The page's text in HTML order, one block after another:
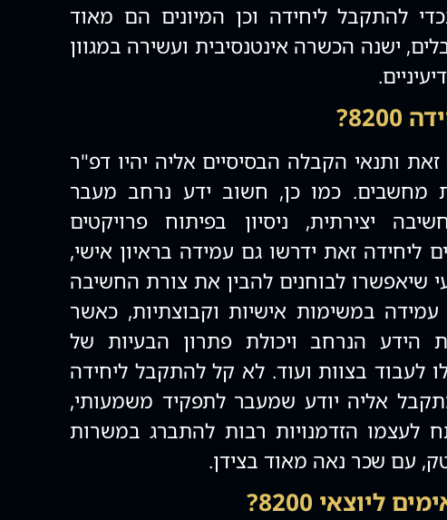
להתקבל ליחידה וכן המיונים הם מאוד
ישנה הכשרה אינטנסיבית ועשירה במגוון
ותנאי הקבלה הבסיסיים אליה יהיו דפ"ר
מחשבים. כמו כן, חשוב ידע נרחב מעבר
יצירתית, ניסיון בפיתוח פרויקטים
ליחידה זאת ידרשו גם עמידה בראיון אישי,
שיאפשרו לבוחנים להבין את צורת החשיבה
עמידה במשימות אישיות וקבוצתיות, כאשר
הידע הנרחב ויכולת פתרון הבעיות של
לעבוד בצוות ועוד. לא קל להתקבל ליחידה
אליה יודע שמעבר לתפקיד משמעותי,
לעצמו הזדמנויות רבות להתברג במשרות
עם שכר נאה מאוד בצידן.
8200?